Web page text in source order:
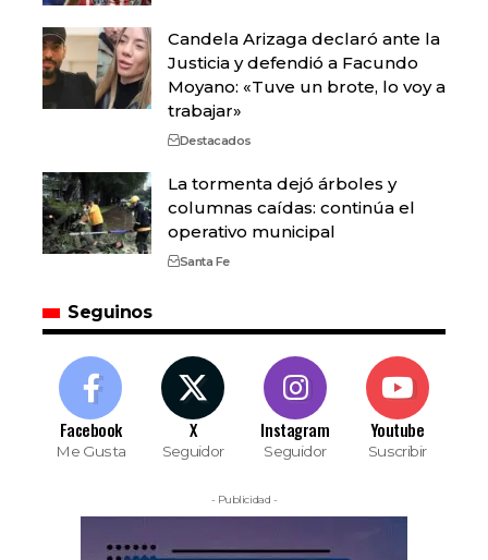
Candela Arizaga declaró ante la
Justicia y defendió a Facundo
Moyano: «Tuve un brote, lo voy a
trabajar»
Destacados
La tormenta dejó árboles y
columnas caídas: continúa el
operativo municipal
Santa Fe
Seguinos
Facebook
Me Gusta
X
Seguidor
Instagram
Seguidor
Youtube
Suscribir
- Publicidad -